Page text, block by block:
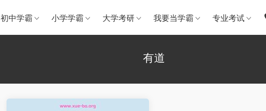
初中学霸 小学学霸 大学考研 我要当学霸 专业考试
有道